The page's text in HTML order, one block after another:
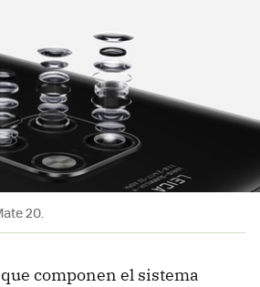
20.
componen el sistema